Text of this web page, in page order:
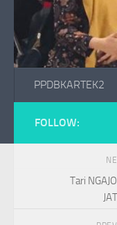
PPDBKARTEK2
FOLLOW:
Tari